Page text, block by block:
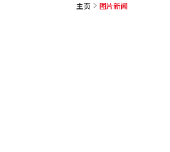
主页 图片新闻